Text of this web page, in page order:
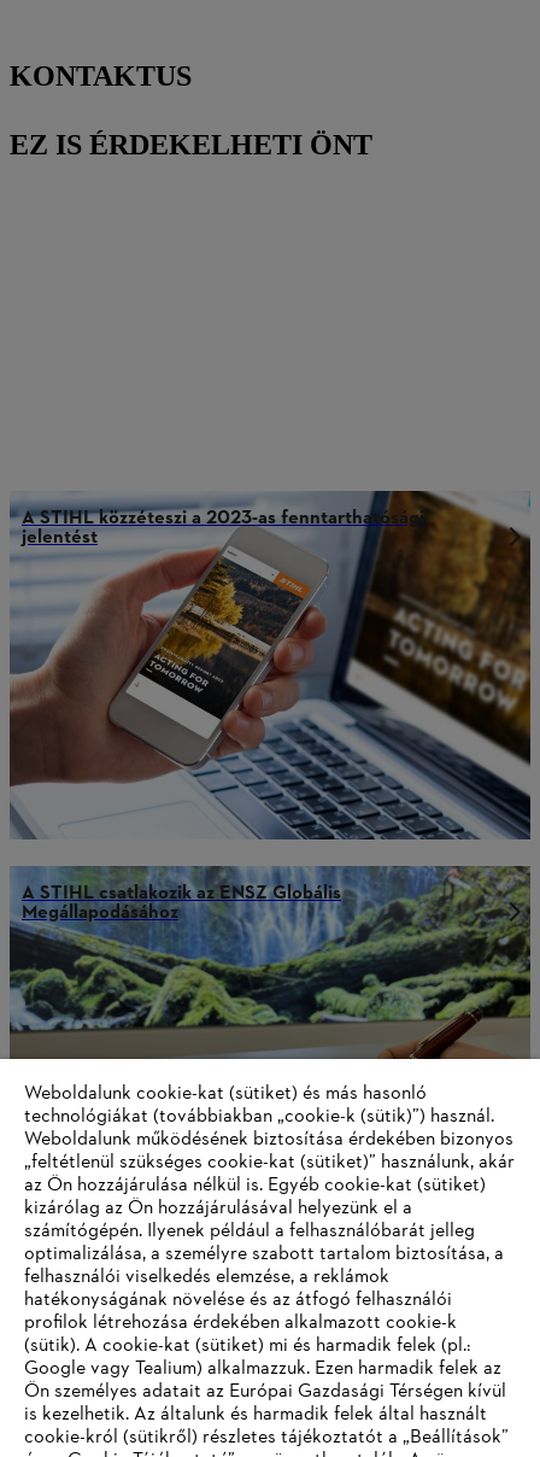
KONTAKTUS
EZ IS ÉRDEKELHETI ÖNT
A STIHL közzéteszi a 2023-as fenntarthatósági
jelentést
A STIHL csatlakozik az ENSZ Globális
Megállapodásához
A STIHL klímasemlegessé válik
Információk a beszállítók számára
Termékek
Kapcsolat
Karrier
Weboldalunk cookie-kat (sütiket) és más hasonló
technológiákat (továbbiakban „cookie-k (sütik)”) használ.
Weboldalunk működésének biztosítása érdekében bizonyos
„feltétlenül szükséges cookie-kat (sütiket)” használunk, akár
az Ön hozzájárulása nélkül is. Egyéb cookie-kat (sütiket)
kizárólag az Ön hozzájárulásával helyezünk el a
számítógépén. Ilyenek például a felhasználóbarát jelleg
optimalizálása, a személyre szabott tartalom biztosítása, a
felhasználói viselkedés elemzése, a reklámok
hatékonyságának növelése és az átfogó felhasználói
profilok létrehozása érdekében alkalmazott cookie-k
(sütik). A cookie-kat (sütiket) mi és harmadik felek (pl.:
Google vagy Tealium) alkalmazzuk. Ezen harmadik felek az
Ön személyes adatait az Európai Gazdasági Térségen kívül
is kezelhetik. Az általunk és harmadik felek által használt
cookie-król (sütikről) részletes tájékoztatót a „Beállítások”